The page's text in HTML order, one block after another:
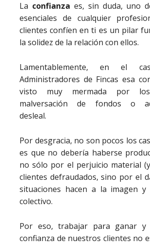
La confianza es, sin duda, uno
esenciales de cualquier
clientes confíen en ti es un pilar
la solidez de la relación con ellos.
Lamentablemente, en el
Administradores de Fincas esa
visto muy mermada por
malversación de fondos o
desleal.
Por desgracia, no son pocos los
es que no debería haberse
no sólo por el perjuicio material
clientes defraudados, sino por el
situaciones hacen a la imagen
colectivo.
Por eso, trabajar para ganar y
confianza de nuestros clientes no